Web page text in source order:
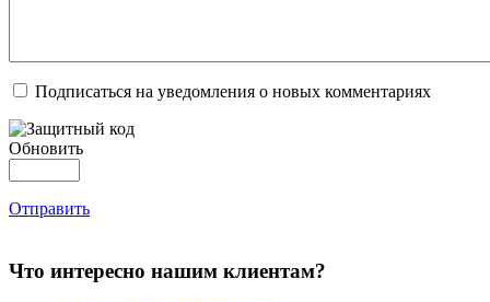
Подписаться на уведомления о новых комментариях
Обновить
Отправить
Что интересно нашим клиентам?